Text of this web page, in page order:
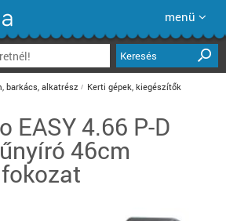
menü
Keresés
barkács, alkatrész Kerti gépek, kiegészítők
EASY 4.66 P-D
46cm